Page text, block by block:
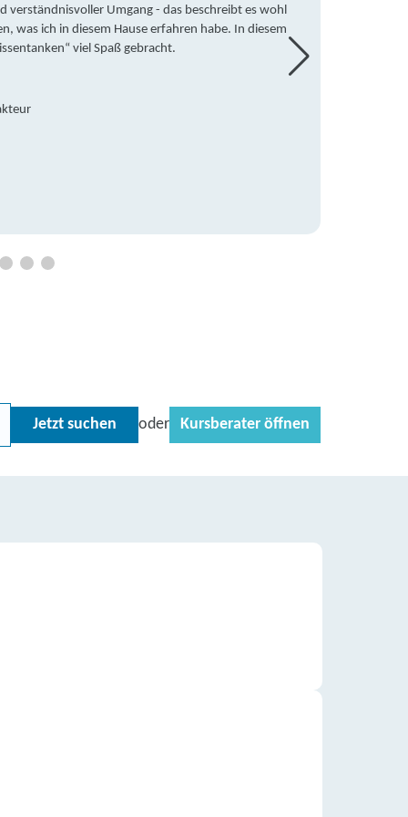
Umgang - das beschreibt es wohl
was ich in diesem Hause erfahren habe. In diesem
viel Spaß gebracht.
Jetzt suchen oder Kursberater öffnen